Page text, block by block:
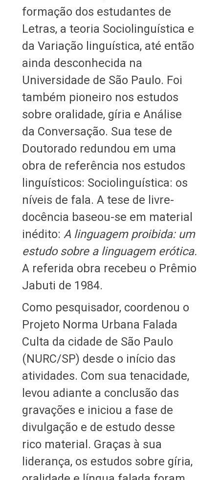
formação dos estudantes de
Letras, a teoria Sociolinguística e
da Variação linguística, até então
ainda desconhecida na
Universidade de São Paulo. Foi
também pioneiro nos estudos
sobre oralidade, gíria e Análise
da Conversação. Sua tese de
Doutorado redundou em uma
obra de referência nos estudos
linguísticos: Sociolinguística: os
níveis de fala. A tese de livre-
docência baseou-se em material
inédito: A linguagem proibida: um
estudo sobre a linguagem erótica.
A referida obra recebeu o Prêmio
Jabuti de 1984.
Como pesquisador, coordenou o
Projeto Norma Urbana Falada
Culta da cidade de São Paulo
(NURC/SP) desde o início das
atividades. Com sua tenacidade,
levou adiante a conclusão das
gravações e iniciou a fase de
divulgação e de estudo desse
rico material. Graças à sua
liderança, os estudos sobre gíria,